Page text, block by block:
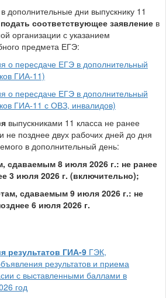
в дополнительные дни выпускнику 11
соответствующее заявление в
организации с указанием
предмета ЕГЭ:
о пересдаче ЕГЭ в дополнительный
ГИА-11)
о пересдаче ЕГЭ в дополнительный
ГИА-11 с ОВЗ, инвалидов)
выпускниками 11 класса не ранее
не позднее двух рабочих дней до дня
в дополнительный день:
сдаваемым 8 июля 2026 г.: не ранее
3 июля 2026 г. (включительно);
сдаваемым 9 июля 2026 г.: не
6 июля 2026 г.
результатов ГИА-9 ГЭК,
результатов и приема
с выставленными баллами в
год